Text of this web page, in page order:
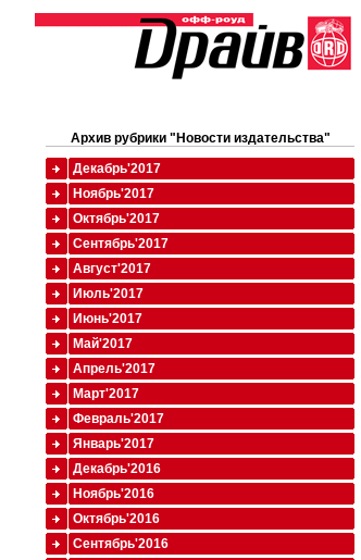
Архив рубрики "Новости издательства"
Декабрь'2017
Ноябрь'2017
Октябрь'2017
Сентябрь'2017
Август'2017
Июль'2017
Июнь'2017
Май'2017
Апрель'2017
Март'2017
Февраль'2017
Январь'2017
Декабрь'2016
Ноябрь'2016
Октябрь'2016
Сентябрь'2016